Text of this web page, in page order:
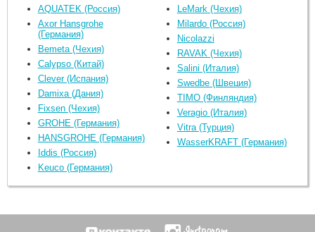
AQUATEK (Россия)
Axor Hansgrohe
(Германия)
Bemeta (Чехия)
Calypso (Китай)
Clever (Испания)
Damixa (Дания)
Fixsen (Чехия)
GROHE (Германия)
HANSGROHE (Германия)
Iddis (Россия)
Keuco (Германия)
LeMark (Чехия)
Milardo (Россия)
Nicolazzi
RAVAK (Чехия)
Salini (Италия)
Swedbe (Швеция)
TIMO (Финляндия)
Veragio (Италия)
Vitra (Турция)
WasserKRAFT (Германия)